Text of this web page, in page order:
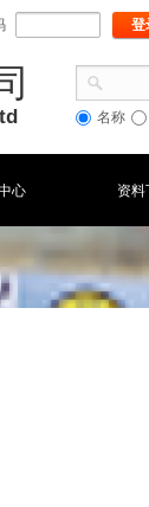
名称
登
心 资料